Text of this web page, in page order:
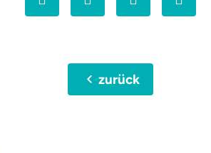
chevron_leftzurück